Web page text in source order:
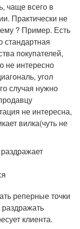
чаще всего в
Практически не
? Пример. Есть
стандартная
покупателей,
не интересно
угол
случая нужно
не интересна,
вилка(чуть не
реперные точки
клиента.